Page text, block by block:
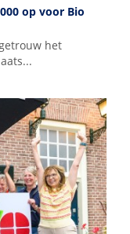
op voor Bio
het